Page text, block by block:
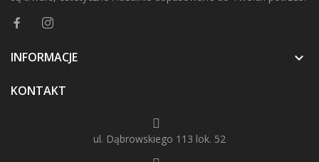
INFORMACJE 
KONTAKT
ul. Dąbrowskiego 113 lok. 52